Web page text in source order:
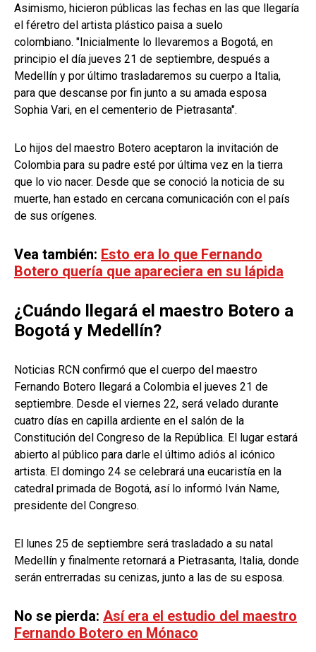
Asimismo, hicieron públicas las fechas en las que llegaría
el féretro del artista plástico paisa a suelo
colombiano. "Inicialmente lo llevaremos a Bogotá, en
principio el día jueves 21 de septiembre, después a
Medellín y por último trasladaremos su cuerpo a Italia,
para que descanse por fin junto a su amada esposa
Sophia Vari, en el cementerio de Pietrasanta".
Lo hijos del maestro Botero aceptaron la invitación de
Colombia para su padre esté por última vez en la tierra
que lo vio nacer. Desde que se conoció la noticia de su
muerte, han estado en cercana comunicación con el país
de sus orígenes.
Vea también: Esto era lo que Fernando
Botero quería que apareciera en su lápida
¿Cuándo llegará el maestro Botero a
Bogotá y Medellín?
Noticias RCN confirmó que el cuerpo del maestro
Fernando Botero llegará a Colombia el jueves 21 de
septiembre. Desde el viernes 22, será velado durante
cuatro días en capilla ardiente en el salón de la
Constitución del Congreso de la República. El lugar estará
abierto al público para darle el último adiós al icónico
artista. El domingo 24 se celebrará una eucaristía en la
catedral primada de Bogotá, así lo informó Iván Name,
presidente del Congreso.
El lunes 25 de septiembre será trasladado a su natal
Medellín y finalmente retornará a Pietrasanta, Italia, donde
serán entrerradas su cenizas, junto a las de su esposa.
No se pierda: Así era el estudio del maestro
Fernando Botero en Mónaco